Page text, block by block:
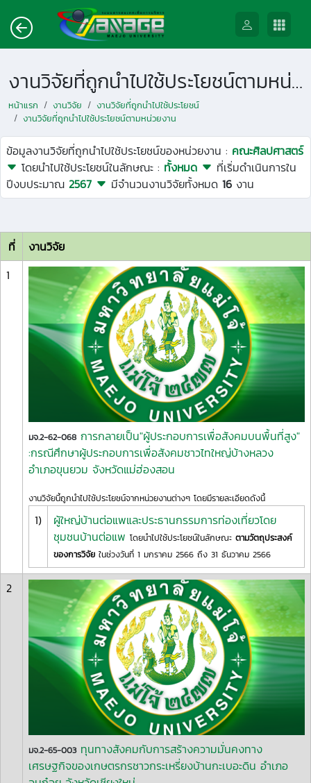
งานวิจัยที่ถูกนำไปใช้ประโยชน์ตามหน่วยงาน
หน้าแรก งานวิจัย
งานวิจัยที่ถูกนำไปใช้ประโยชน์
งานวิจัยที่ถูกนำไปใช้ประโยชน์ตามหน่วยงาน
ข้อมูลงานวิจัยที่ถูกนำไปใช้ประโยชน์ของหน่วยงาน : คณะศิลปศาสตร์
โดยนำไปใช้ประโยชน์ในลักษณะ : ทั้งหมด
ที่เริ่มดำเนินการใน
ปีงบประมาณ 2567 มีจำนวนงานวิจัยทั้งหมด 16 งาน
ที่
งานวิจัย
1
มจ.2-62-068 การกลายเป็น"ผู้ประกอบการเพื่อสังคมบนพื้นที่สูง"
:กรณีศึกษาผู้ประกอบการเพื่อสังคมชาวไทใหญ่บ้างหลวง
อำเภอขุนยวม จังหวัดแม่ฮ่องสอน
งานวิจัยนี้ถูกนำไปใช้ประโยชน์จากหน่วยงานต่างๆ โดยมีรายละเอียดดังนี้
1)
ผู้ใหญ่บ้านต่อแพและประธานกรรมการท่องเที่ยวโดย
ชุมชนบ้านต่อแพ โดยนำไปใช้ประโยชน์ในลักษณะ ตามวัตถุประสงค์
ของการวิจัย ในช่วงวันที่ 1 มกราคม 2566 ถึง 31 ธันวาคม 2566
2
มจ.2-65-003 ทุนทางสังคมกับการสร้างความมั่นคงทาง
เศรษฐกิจของเกษตรกรชาวกระเหรี่ยงบ้านกะเบอะดิน อำเภอ